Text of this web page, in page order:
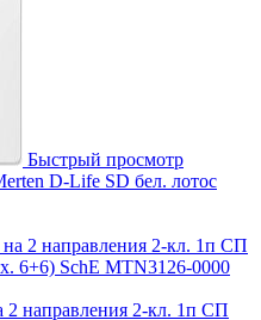
Быстрый просмотр
D-Life SD бел. лотос
направления 2-кл. 1п СП